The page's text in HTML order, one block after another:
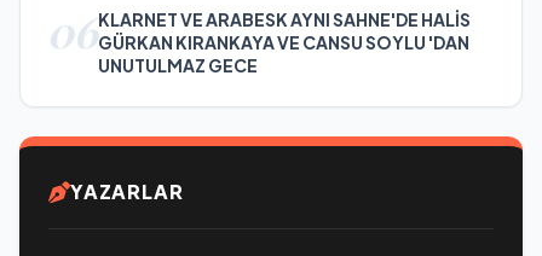
06KLARNET VE ARABESK AYNI SAHNE'DE HALİS
GÜRKAN KIRANKAYA VE CANSU SOYLU 'DAN
UNUTULMAZ GECE
YAZARLAR